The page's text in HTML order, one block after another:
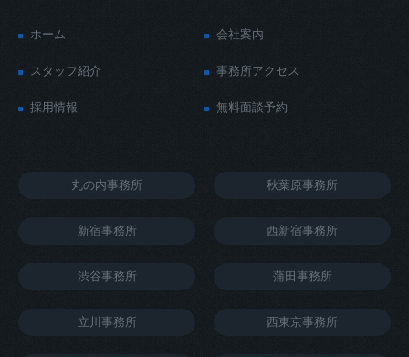
ホーム 会社案内
スタッフ紹介 事務所アクセス
採用情報 無料面談予約
丸の内事務所 秋葉原事務所
新宿事務所 西新宿事務所
渋谷事務所 蒲田事務所
立川事務所 西東京事務所